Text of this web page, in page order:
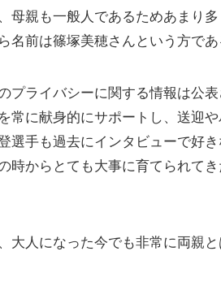
母親も一般人であるためあまり
名前は篠塚美穂さんという方であ
プライバシーに関する情報は公
常に献身的にサポートし、送迎
選手も過去にインタビューで好
時からとても大事に育てられて
大人になった今でも非常に両親